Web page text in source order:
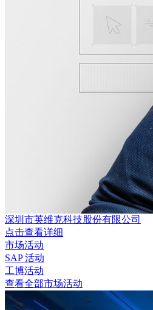
深圳市英维克科技股份有限公司
点击查看详细
市场活动
SAP 活动
工博活动
查看全部市场活动